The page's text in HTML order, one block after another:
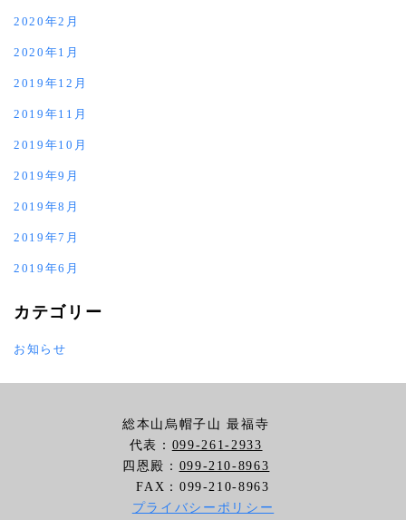
2020年2月
2020年1月
2019年12月
2019年11月
2019年10月
2019年9月
2019年8月
2019年7月
2019年6月
カテゴリー
お知らせ
総本山烏帽子山 最福寺
代表： 099-261-2933
四恩殿： 099-210-8963
FAX：099-210-8963
プライバシーポリシー